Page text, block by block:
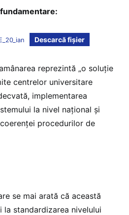
Descarcă fișier
reprezintă „o soluție
centrelor universitare
implementarea
la nivel național și
procedurilor de
se mai arată că această
la standardizarea nivelului